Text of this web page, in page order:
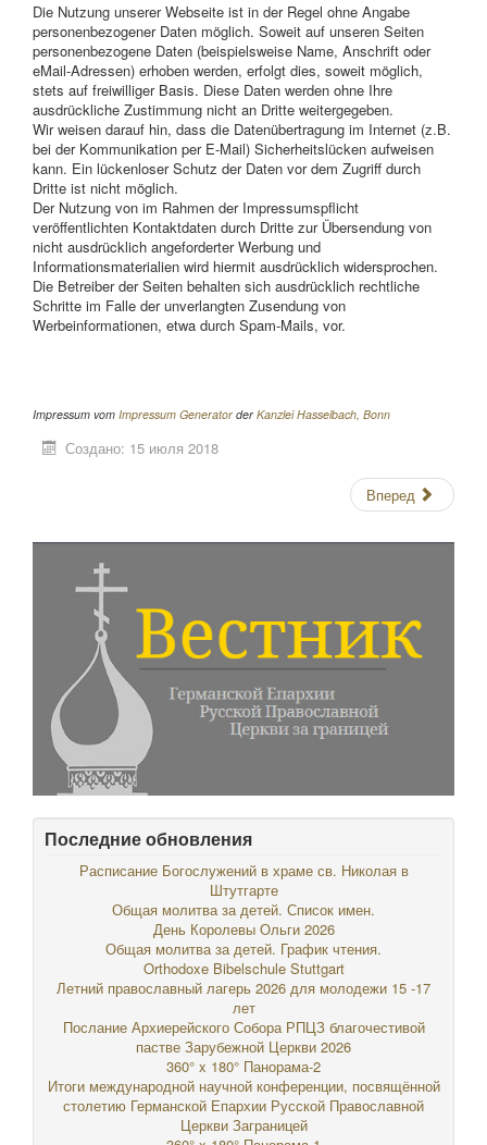
Die Nutzung unserer Webseite ist in der Regel ohne Angabe
personenbezogener Daten möglich. Soweit auf unseren Seiten
personenbezogene Daten (beispielsweise Name, Anschrift oder
eMail-Adressen) erhoben werden, erfolgt dies, soweit möglich,
stets auf freiwilliger Basis. Diese Daten werden ohne Ihre
ausdrückliche Zustimmung nicht an Dritte weitergegeben.
Wir weisen darauf hin, dass die Datenübertragung im Internet (z.B.
bei der Kommunikation per E-Mail) Sicherheitslücken aufweisen
kann. Ein lückenloser Schutz der Daten vor dem Zugriff durch
Dritte ist nicht möglich.
Der Nutzung von im Rahmen der Impressumspflicht
veröffentlichten Kontaktdaten durch Dritte zur Übersendung von
nicht ausdrücklich angeforderter Werbung und
Informationsmaterialien wird hiermit ausdrücklich widersprochen.
Die Betreiber der Seiten behalten sich ausdrücklich rechtliche
Schritte im Falle der unverlangten Zusendung von
Werbeinformationen, etwa durch Spam-Mails, vor.
Impressum vom Impressum Generator der Kanzlei Hasselbach, Bonn
Создано: 15 июля 2018
Вперед
Последние обновления
Расписание Богослужений в храме св. Николая в
Штутгарте
Общая молитва за детей. Список имен.
День Королевы Ольги 2026
Общая молитва за детей. График чтения.
Orthodoxe Bibelschule Stuttgart
Летний православный лагерь 2026 для молодежи 15 -17
лет
Послание Архиерейского Собора РПЦЗ благочестивой
пастве Зарубежной Церкви 2026
360° x 180° Панорама-2
Итоги международной научной конференции, посвящённой
столетию Германской Епархии Русской Православной
Церкви Заграницей